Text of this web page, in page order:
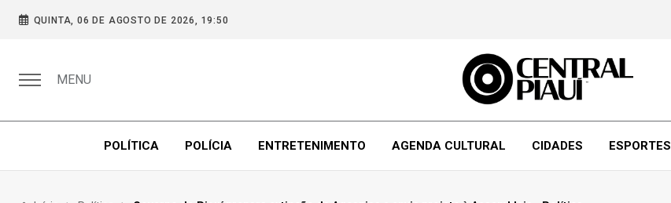
QUINTA, 06 DE AGOSTO DE 2026, 19:50
MENU
POLÍTICA POLÍCIA ENTRETENIMENTO AGENDA CULTURAL CIDADES ESPORTES